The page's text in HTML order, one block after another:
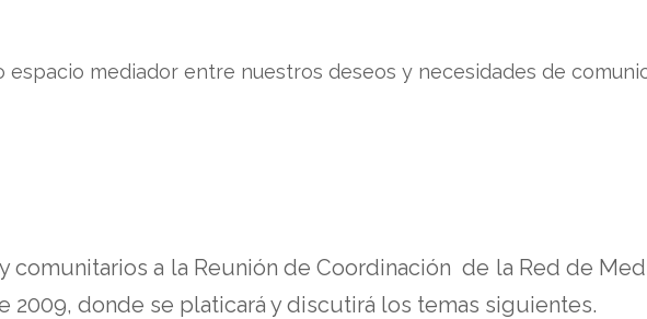
mediador entre nuestros deseos y necesidades de
a la Reunión de Coordinación de la Red de
2009, donde se platicará y discutirá los temas siguientes.